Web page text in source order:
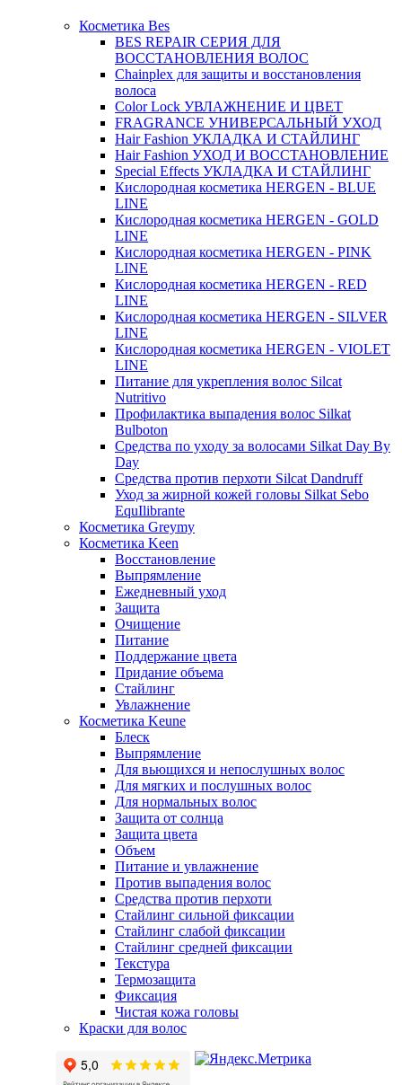
Косметика Bes
BES REPAIR СЕРИЯ ДЛЯ
ВОССТАНОВЛЕНИЯ ВОЛОС
Chainplex для защиты и восстановления
волоса
Color Lock УВЛАЖНЕНИЕ И ЦВЕТ
FRAGRANCE УНИВЕРСАЛЬНЫЙ УХОД
Hair Fashion УКЛАДКА И СТАЙЛИНГ
Hair Fashion УХОД И ВОССТАНОВЛЕНИЕ
Special Effects УКЛАДКА И СТАЙЛИНГ
Кислородная косметика HERGEN - BLUE
LINE
Кислородная косметика HERGEN - GOLD
LINE
Кислородная косметика HERGEN - PINK
LINE
Кислородная косметика HERGEN - RED
LINE
Кислородная косметика HERGEN - SILVER
LINE
Кислородная косметика HERGEN - VIOLET
LINE
Питание для укрепления волос Silcat
Nutritivo
Профилактика выпадения волос Silkat
Bulboton
Средства по уходу за волосами Silkat Day By
Day
Средства против перхоти Silcat Dandruff
Уход за жирной кожей головы Silkat Sebo
EquIlibrante
Косметика Greymy
Косметика Keen
Восстановление
Выпрямление
Ежедневный уход
Защита
Очищение
Питание
Поддержание цвета
Придание объема
Стайлинг
Увлажнение
Косметика Keune
Блеск
Выпрямление
Для вьющихся и непослушных волос
Для мягких и послушных волос
Для нормальных волос
Защита от солнца
Защита цвета
Объем
Питание и увлажнение
Против выпадения волос
Средства против перхоти
Стайлинг сильной фиксации
Стайлинг слабой фиксации
Стайлинг средней фиксации
Текстура
Термозащита
Фиксация
Чистая кожа головы
Краски для волос